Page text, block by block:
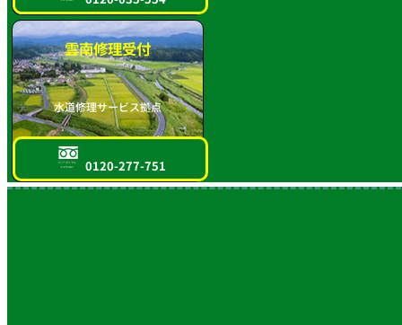
雲南修理受付
水道修理サービス拠点
フリーダイヤル
スマホOK!! 0120-277-751